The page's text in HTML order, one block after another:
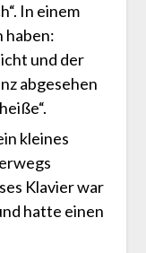
In einem
haben:
und der
abgesehen
kleines
Klavier war
hatte einen